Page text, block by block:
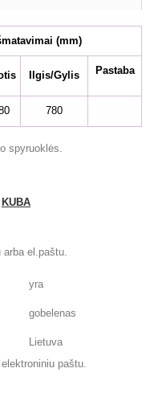
(mm)
Ilgis/Gylis Pastaba
780
spyruoklės.
KUBA
el.paštu.
yra
gobelenas
Lietuva
paštu.